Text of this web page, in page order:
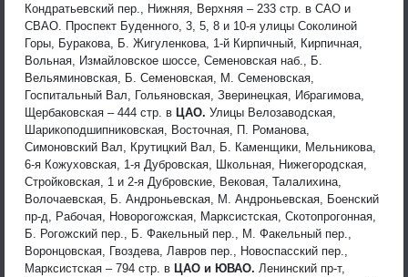
Кондратьевский пер., Нижняя, Верхняя – 233 стр. в САО и
СВАО. Проспект Буденного, 3, 5, 8 и 10-я улицы Соколиной
Горы, Буракова, Б. Жигуленкова, 1-й Кирпичный, Кирпичная,
Вольная, Измайловское шоссе, Семеновская наб., Б.
Вельяминовская, Б. Семеновская, М. Семеновская,
Госпитальный Вал, Гольяновская, Зверинецкая, Ибрагимова,
Щербаковская – 444 стр. в ЦАО. Улицы Велозаводская,
Шарикоподшипниковская, Восточная, П. Романова,
Симоновский Вал, Крутицкий Вал, Б. Каменщики, Мельникова,
6-я Кожуховская, 1-я Дубровская, Школьная, Нижегородская,
Стройковская, 1 и 2-я Дубровские, Вековая, Талалихина,
Волочаевская, Б. Андроньевская, М. Андроньевская, Боенский
пр-д, Рабочая, Новорогожская, Марксистская, Скотопрогонная,
Б. Рогожский пер., Б. Факельный пер., М. Факельный пер.,
Воронцовская, Гвоздева, Лавров пер., Новоспасский пер.,
Марксистская – 794 стр. в ЦАО и ЮВАО. Ленинский пр-т,